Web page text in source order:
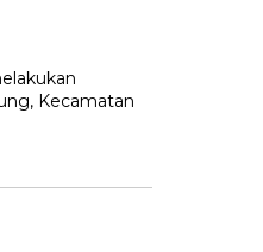
Kecamatan